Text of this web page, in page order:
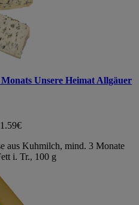
Monats Unsere Heimat Allgäuer
aus Kuhmilch, mind. 3 Monate
i. Tr., 100 g